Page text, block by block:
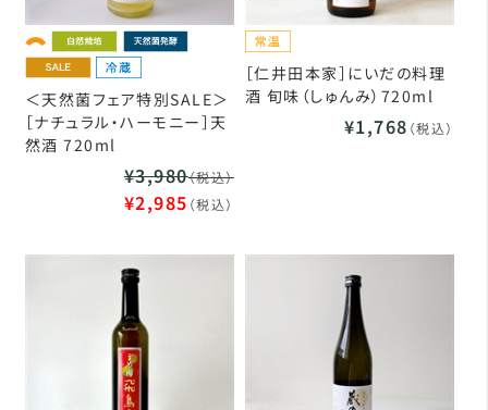
＜天然菌フェア特別SALE＞
［ナチュラル・ハーモニー］天
然酒 720ml
¥3,980（税込）
¥2,985 （税込）
［仁井田本家］にいだの料理
酒 旬味（しゅんみ）720ml
¥1,768 （税込）